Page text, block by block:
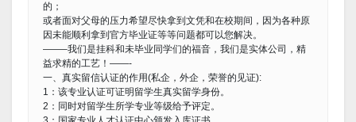
的；
或者面对父母的压力希望尽快拿到文凭和在校期间，因为各种原
因未能顺利拿到官方毕业证等等问题都可以您解决。
——–我们是挂科和未毕业同学们的福音，我们是实体公司，精
益求精的工艺！——-
一、真实留信认证的作用(私企，外企，荣誉的见证):
1：该专业认证可证明留学生真实留学身份。
2：同时对留学生所学专业等级给予评定。